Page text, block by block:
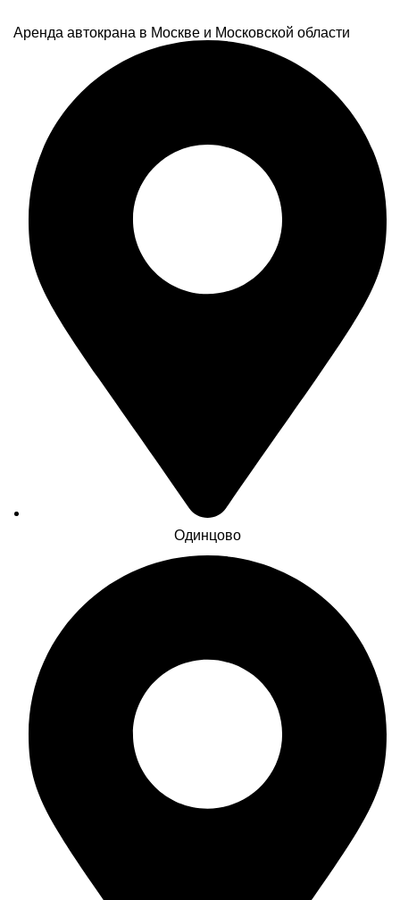
Аренда автокрана в Москве и Московской области
Одинцово